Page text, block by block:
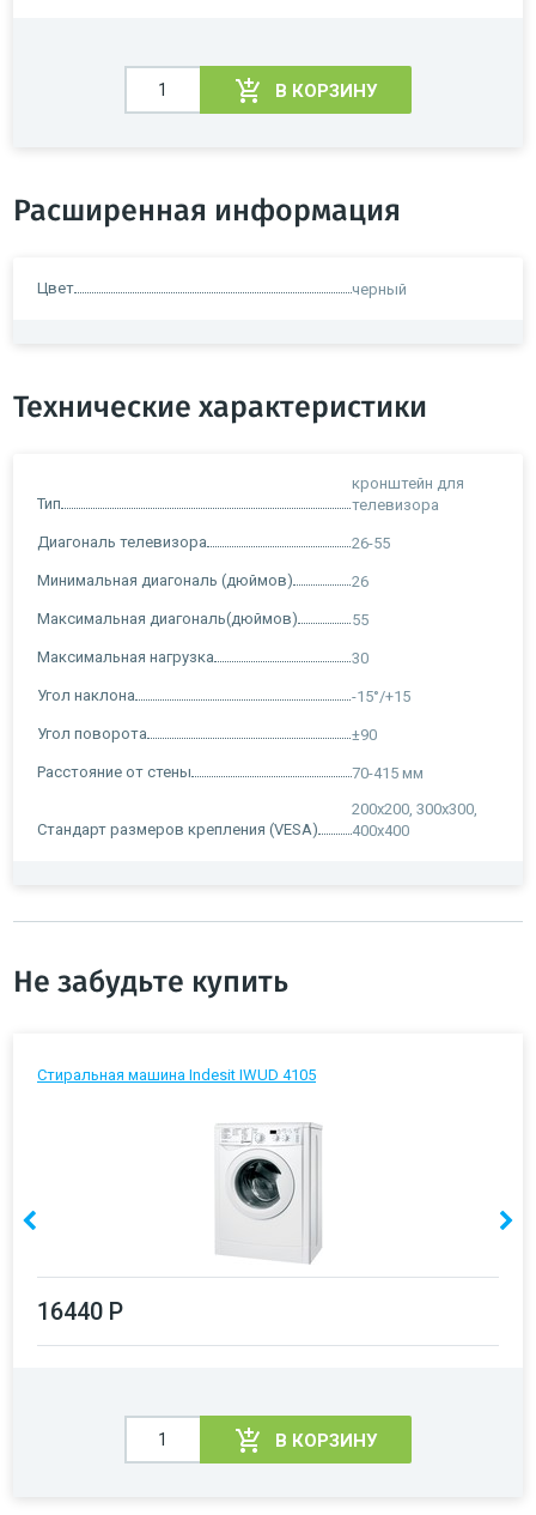
В КОРЗИНУ
Расширенная информация
Цвет черный
Технические характеристики
Тип
кронштейн для
телевизора
Диагональ телевизора 26-55
Минимальная диагональ (дюймов) 26
Максимальная диагональ(дюймов) 55
Максимальная нагрузка 30
Угол наклона -15°/+15
Угол поворота ±90
Расстояние от стены 70-415 мм
Стандарт размеров крепления (VESA)
200x200, 300х300,
400х400
Не забудьте купить
Стиральная машина Indesit IWUD 4105
16440 Р
В КОРЗИНУ